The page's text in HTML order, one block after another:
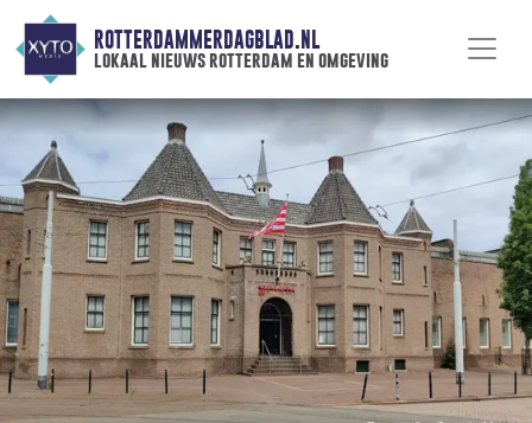
ROTTERDAMMERDAGBLAD.NL
lokaal nieuws rotterdam en omgeving